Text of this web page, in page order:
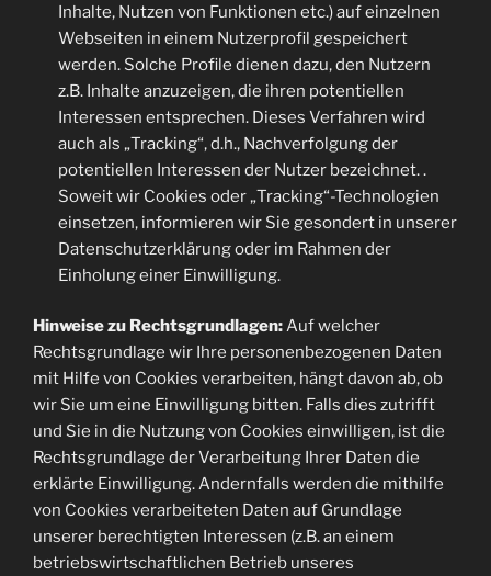
Inhalte, Nutzen von Funktionen etc.) auf einzelnen
Webseiten in einem Nutzerprofil gespeichert
werden. Solche Profile dienen dazu, den Nutzern
z.B. Inhalte anzuzeigen, die ihren potentiellen
Interessen entsprechen. Dieses Verfahren wird
auch als „Tracking“, d.h., Nachverfolgung der
potentiellen Interessen der Nutzer bezeichnet. .
Soweit wir Cookies oder „Tracking“-Technologien
einsetzen, informieren wir Sie gesondert in unserer
Datenschutzerklärung oder im Rahmen der
Einholung einer Einwilligung.
Hinweise zu Rechtsgrundlagen:Auf welcher
Rechtsgrundlage wir Ihre personenbezogenen Daten
mit Hilfe von Cookies verarbeiten, hängt davon ab, ob
wir Sie um eine Einwilligung bitten. Falls dies zutrifft
und Sie in die Nutzung von Cookies einwilligen, ist die
Rechtsgrundlage der Verarbeitung Ihrer Daten die
erklärte Einwilligung. Andernfalls werden die mithilfe
von Cookies verarbeiteten Daten auf Grundlage
unserer berechtigten Interessen (z.B. an einem
betriebswirtschaftlichen Betrieb unseres